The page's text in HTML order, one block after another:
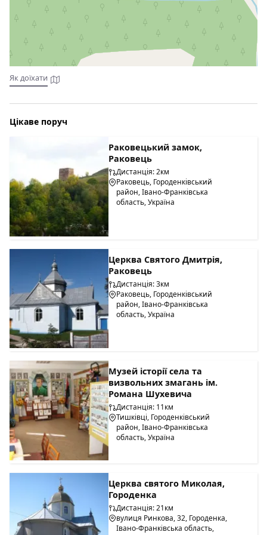
Туристичний комплекс "Білий Бізон" має в своєму
розпорядженні загальну кухню, де можливо самостійно
готувати. На території працює їдальня.
Як доїхати
Цікаве поруч
Раковецький замок,
Раковець
Дистанція: 2км
Раковець, Городенківський
район, Івано-Франківська
область, Україна
Церква Святого Дмитрія,
Раковець
Дистанція: 3км
Раковець, Городенківський
район, Івано-Франківська
область, Україна
Музей історії села та
визвольних змагань ім.
Романа Шухевича
Дистанція: 11км
Тишківці, Городенківський
район, Івано-Франківська
область, Україна
Церква святого Миколая,
Городенка
Дистанція: 21км
вулиця Ринкова, 32, Городенка,
Івано-Франківська область,